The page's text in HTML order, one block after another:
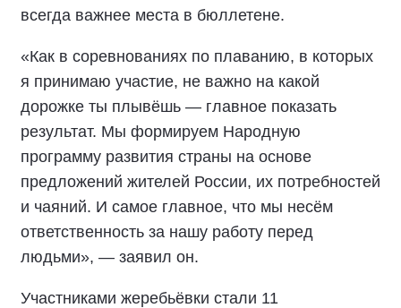
всегда важнее места в бюллетене.
«Как в соревнованиях по плаванию, в которых
я принимаю участие, не важно на какой
дорожке ты плывёшь — главное показать
результат. Мы формируем Народную
программу развития страны на основе
предложений жителей России, их потребностей
и чаяний. И самое главное, что мы несём
ответственность за нашу работу перед
людьми», — заявил он.
Участниками жеребьёвки стали 11